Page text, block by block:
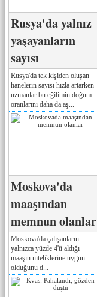
Rusya'da yalnız
yaşayanların
sayısı
Rusya'da tek kişiden oluşan
hanelerin sayısı hızla artarken
uzmanlar bu eğilimin doğum
oranlarını daha da aş...
Moskova'da
maaşından
memnun olanlar
Moskova'da çalışanların
yalnızca yüzde 4'ü aldığı
maaşın niteliklerine uygun
olduğunu d...